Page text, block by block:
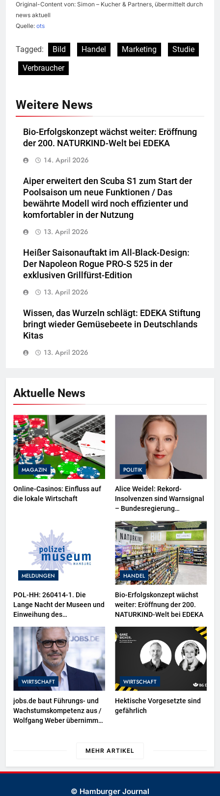
Original-Content von: Simon – Kucher & Partners, übermittelt durch
news aktuell
Quelle: ots
Tagged: Bild Handel Marketing
Studie
Verbraucher
Weitere News
Bio-Erfolgskonzept wächst weiter: Eröffnung
der 200. NATURKIND-Welt bei EDEKA
14. April 2026
Aiper erweitert den Scuba S1 zum Start der
Poolsaison um neue Funktionen / Das
bewährte Modell wird noch effizienter und
komfortabler in der Nutzung
13. April 2026
Heißer Saisonauftakt im All-Black-Design:
Der Napoleon Rogue PRO-S 525 in der
exklusiven Grillfürst-Edition
13. April 2026
Wissen, das Wurzeln schlägt: EDEKA Stiftung
bringt wieder Gemüsebeete in Deutschlands
Kitas
13. April 2026
Aktuelle News
MAGAZIN
Online-Casinos: Einfluss auf
die lokale Wirtschaft
POLITIK
Alice Weidel: Rekord-
Insolvenzen sind Warnsignal
– Bundesregierung
Wirtschaftskrise
MELDUNGEN
POL-HH: 260414-1. Die
Lange Nacht der Museen und
Einweihung des
sowie neuer
Ausstellungsbereiche im
Polizeimuseum Hamburg
HANDEL
Bio-Erfolgskonzept wächst
weiter: Eröffnung der 200.
NATURKIND-Welt bei EDEKA
WIRTSCHAFT
jobs.de baut Führungs- und
Wachstumskompetenz aus /
Wolfgang Weber übernimmt
WIRTSCHAFT
Hektische Vorgesetzte sind
gefährlich
MEHR ARTIKEL
© Hamburger Journal